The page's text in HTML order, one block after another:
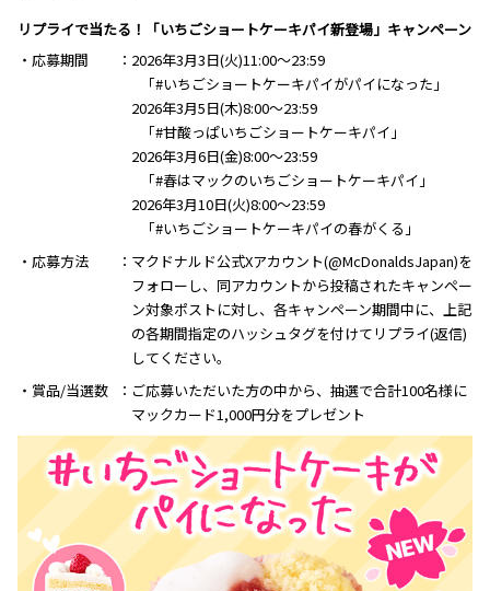
リプライで当たる！「いちごショートケーキパイ新登場」キャンペーン
・応募期間
2026年3月3日(火)11:00～23:59
「#いちごショートケーキパイがパイになった」
2026年3月5日(木)8:00～23:59
「#甘酸っぱいちごショートケーキパイ」
2026年3月6日(金)8:00～23:59
「#春はマックのいちごショートケーキパイ」
2026年3月10日(火)8:00～23:59
「#いちごショートケーキパイの春がくる」
・応募方法
マクドナルド公式Xアカウント(@McDonaldsJapan)を
フォローし、同アカウントから投稿されたキャンペー
ン対象ポストに対し、各キャンペーン期間中に、上記
の各期間指定のハッシュタグを付けてリプライ(返信)
してください。
・賞品/当選数
ご応募いただいた方の中から、抽選で合計100名様に
マックカード1,000円分をプレゼント